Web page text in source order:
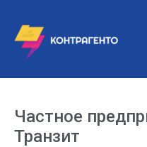
Частное
Транзит